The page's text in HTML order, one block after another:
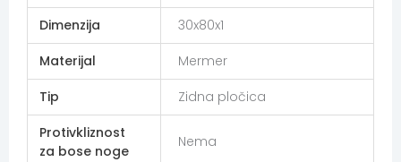
Dimenzija
30x80x1
Materijal
Mermer
Tip
Zidna pločica
Protivkliznost
za bose noge
Nema